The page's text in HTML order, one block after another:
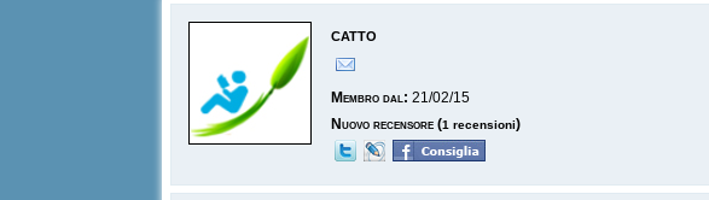
catto
Membro dal: 21/02/15
Nuovo recensore (1 recensioni)